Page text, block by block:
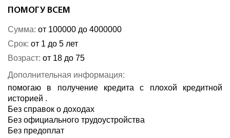
ПОМОГУ ВСЕМ
Сумма: от 100000 до 4000000
Срок: от 1 до 5 лет
Возраст: от 18 до 75
Дополнительная информация:
помогаю в получение кредита с плохой кредитной
историей .
Без справок о доходах
Без официального трудоустройства
Без предоплат